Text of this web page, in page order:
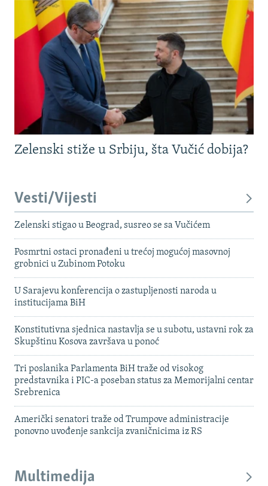
Zelenski stiže u Srbiju, šta Vučić dobija?
Vesti/Vijesti
Zelenski stigao u Beograd, susreo se sa Vučićem
Posmrtni ostaci pronađeni u trećoj mogućoj masovnoj
grobnici u Zubinom Potoku
U Sarajevu konferencija o zastupljenosti naroda u
institucijama BiH
Konstitutivna sjednica nastavlja se u subotu, ustavni rok za
Skupštinu Kosova završava u ponoć
Tri poslanika Parlamenta BiH traže od visokog
predstavnika i PIC-a poseban status za Memorijalni centar
Srebrenica
Američki senatori traže od Trumpove administracije
ponovno uvođenje sankcija zvaničnicima iz RS
Multimedija